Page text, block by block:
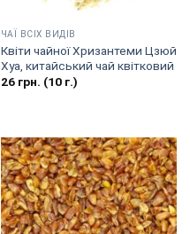
ЧАЇ ВСІХ ВИДІВ
Квіти чайної Хризантеми Цзюй
Хуа, китайський чай квітковий
26грн. (10 г.)